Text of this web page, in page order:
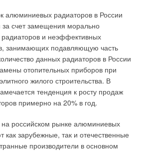
алюминиевых радиаторов в России
за счет замещения морально
радиаторов и неэффективных
занимающих подавляющую часть
данных радиаторов в России
отопительных приборов при
жилого строительства. В
тенденция к росту продаж
примерно на 20% в год.
российском рынке алюминиевых
как зарубежные, так и отечественные
производители в основном